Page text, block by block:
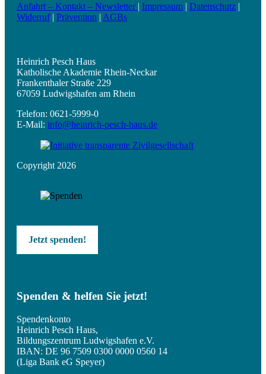
Anfahrt – Kontakt – Newsletter | Impressum | Datenschutz |
Widerruf| Prävention | AGBs
Heinrich Pesch Haus
Katholische Akademie Rhein-Neckar
Frankenthaler Straße 229
67059 Ludwigshafen am Rhein
Telefon: 0621-5999-0
E-Mail: info@heinrich-pesch-haus.de
Copyright 2026
Jetzt spenden!
Spenden & helfen Sie jetzt!
Spendenkonto
Heinrich Pesch Haus,
Bildungszentrum Ludwigshafen e.V.
IBAN: DE 96 7509 0300 0000 0560 14
(Liga Bank eG Speyer)